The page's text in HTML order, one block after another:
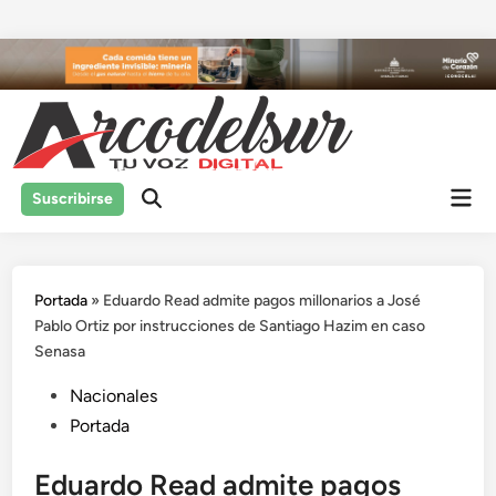
al
contenido
Suscribirse
Portada » Eduardo Read admite pagos millonarios a José
Pablo Ortiz por instrucciones de Santiago Hazim en caso
Senasa
Publicado
en
Nacionales
Portada
Eduardo Read admite pagos